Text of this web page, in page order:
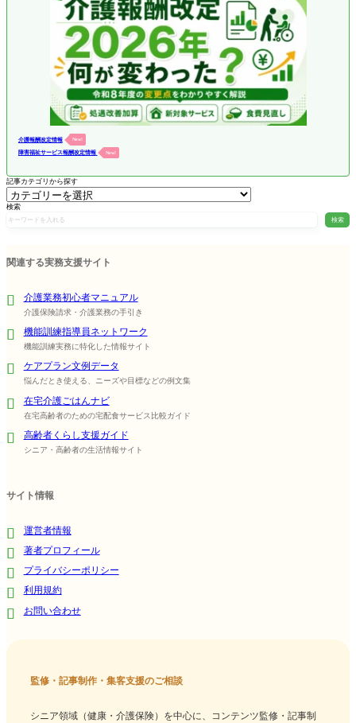
介護報酬改定情報 New!
障害福祉サービス報酬改定情報 New!
記事カテゴリから探す
検索
検索
関連する実務支援サイト
介護業務初心者マニュアル
介護保険請求・介護業務の手引き
機能訓練指導員ネットワーク
機能訓練実務に特化した情報サイト
ケアプラン文例データ
悩んだとき使える、ニーズや目標などの例文集
在宅介護ごはんナビ
在宅高齢者のための宅配食サービス比較ガイド
高齢者くらし支援ガイド
シニア・高齢者の生活情報サイト
サイト情報
運営者情報
著者プロフィール
プライバシーポリシー
利用規約
お問い合わせ
監修・記事制作・集客支援のご相談
シニア領域（健康・介護保険）を中心に、コンテンツ監修・記事制